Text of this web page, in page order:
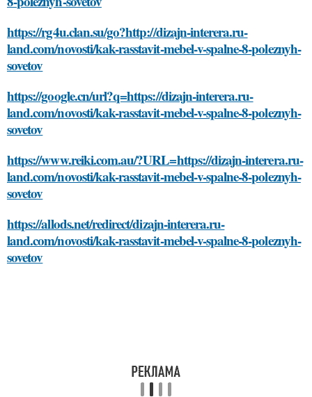
https://rg4u.clan.su/go?http://dizajn-interera.ru-
land.com/novosti/kak-rasstavit-mebel-v-spalne-8-poleznyh-
sovetov
https://google.cn/url?q=https://dizajn-interera.ru-
land.com/novosti/kak-rasstavit-mebel-v-spalne-8-poleznyh-
sovetov
https://www.reiki.com.au/?URL=https://dizajn-interera.ru-
land.com/novosti/kak-rasstavit-mebel-v-spalne-8-poleznyh-
sovetov
https://allods.net/redirect/dizajn-interera.ru-
land.com/novosti/kak-rasstavit-mebel-v-spalne-8-poleznyh-
sovetov